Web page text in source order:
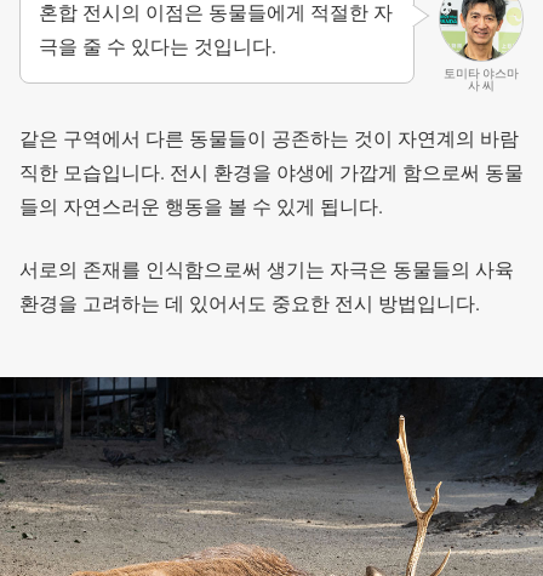
토미타 야스마
사 씨
혼합 전시의 이점은 동물들에게 적절한 자
극을 줄 수 있다는 것입니다.
같은 구역에서 다른 동물들이 공존하는 것이 자연계의 바람
직한 모습입니다. 전시 환경을 야생에 가깝게 함으로써 동물
들의 자연스러운 행동을 볼 수 있게 됩니다.
서로의 존재를 인식함으로써 생기는 자극은 동물들의 사육
환경을 고려하는 데 있어서도 중요한 전시 방법입니다.